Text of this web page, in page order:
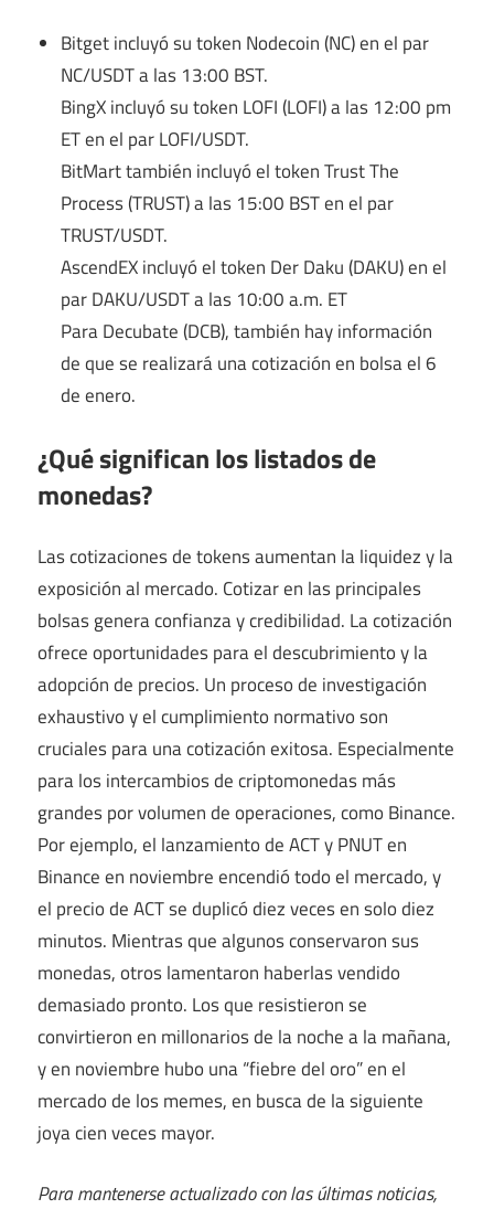
Bitget incluyó su token Nodecoin (NC) en el par
NC/USDT a las 13:00 BST.
BingX incluyó su token LOFI (LOFI) a las 12:00 pm
ET en el par LOFI/USDT.
BitMart también incluyó el token Trust The
Process (TRUST) a las 15:00 BST en el par
TRUST/USDT.
AscendEX incluyó el token Der Daku (DAKU) en el
par DAKU/USDT a las 10:00 a.m. ET
Para Decubate (DCB), también hay información
de que se realizará una cotización en bolsa el 6
de enero.
¿Qué significan los listados de
monedas?
Las cotizaciones de tokens aumentan la liquidez y la
exposición al mercado. Cotizar en las principales
bolsas genera confianza y credibilidad. La cotización
ofrece oportunidades para el descubrimiento y la
adopción de precios. Un proceso de investigación
exhaustivo y el cumplimiento normativo son
cruciales para una cotización exitosa. Especialmente
para los intercambios de criptomonedas más
grandes por volumen de operaciones, como Binance.
Por ejemplo, el lanzamiento de ACT y PNUT en
Binance en noviembre encendió todo el mercado, y
el precio de ACT se duplicó diez veces en solo diez
minutos. Mientras que algunos conservaron sus
monedas, otros lamentaron haberlas vendido
demasiado pronto. Los que resistieron se
convirtieron en millonarios de la noche a la mañana,
y en noviembre hubo una “fiebre del oro” en el
mercado de los memes, en busca de la siguiente
joya cien veces mayor.
Para mantenerse actualizado con las últimas noticias,